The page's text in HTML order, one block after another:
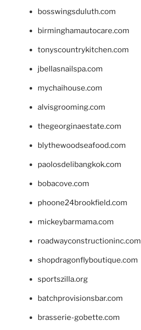
bosswingsduluth.com
birminghamautocare.com
tonyscountrykitchen.com
jbellasnailspa.com
mychaihouse.com
alvisgrooming.com
thegeorginaestate.com
blythewoodseafood.com
paolosdelibangkok.com
bobacove.com
phoone24brookfield.com
mickeybarmama.com
roadwayconstructioninc.com
shopdragonflyboutique.com
sportszilla.org
batchprovisionsbar.com
brasserie-gobette.com